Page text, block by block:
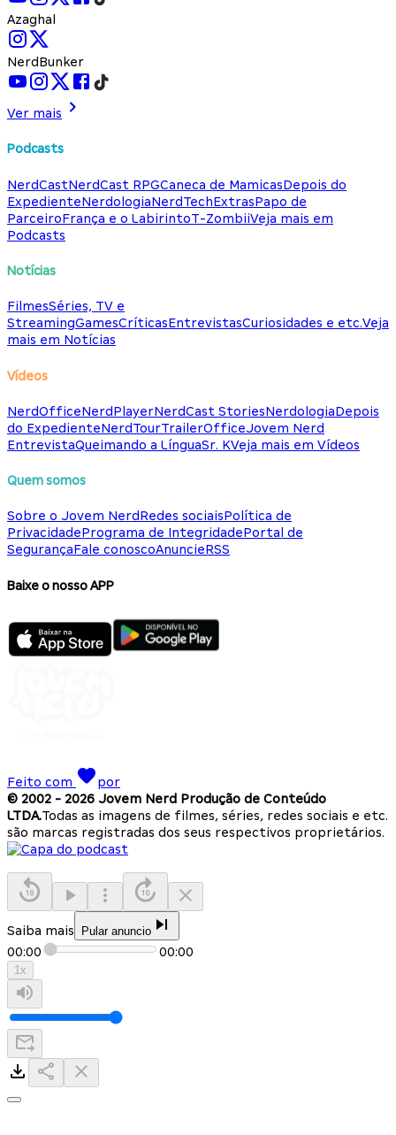
Azaghal
NerdBunker
Ver mais
Podcasts
NerdCastNerdCast RPGCaneca de MamicasDepois do
ExpedienteNerdologiaNerdTechExtrasPapo de
ParceiroFrança e o LabirintoT-ZombiiVeja mais em
Podcasts
Notícias
FilmesSéries, TV e
StreamingGamesCríticasEntrevistasCuriosidades e etc.Veja
mais em Notícias
Vídeos
NerdOfficeNerdPlayerNerdCast StoriesNerdologiaDepois
do ExpedienteNerdTourTrailerOfficeJovem Nerd
EntrevistaQueimando a LínguaSr. KVeja mais em Vídeos
Quem somos
Sobre o Jovem NerdRedes sociaisPolítica de
PrivacidadePrograma de IntegridadePortal de
SegurançaFale conoscoAnuncieRSS
Baixe o nosso APP
Feito com
por
© 2002 - 2026 Jovem Nerd Produção de Conteúdo
LTDA.Todas as imagens de filmes, séries, redes sociais e etc.
são marcas registradas dos seus respectivos proprietários.
Saiba mais Pular anuncio
00:00 00:00
1 x